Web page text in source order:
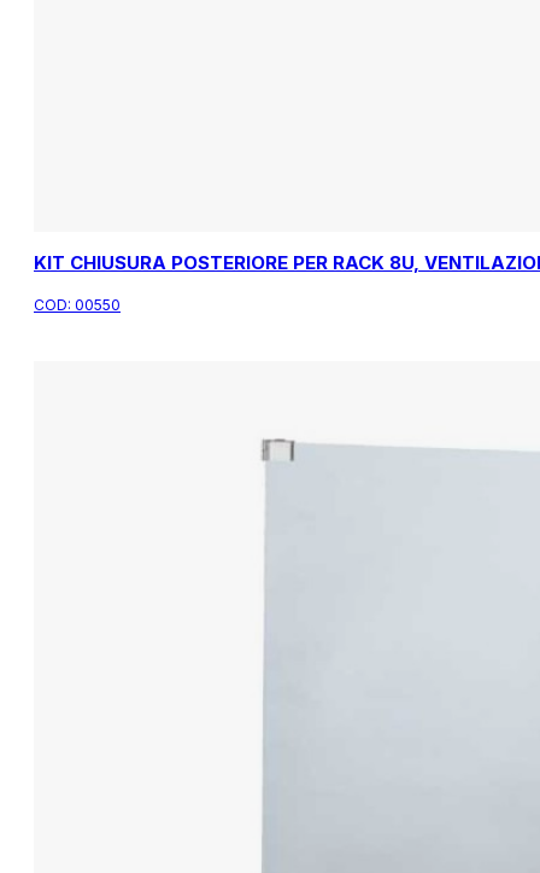
KIT CHIUSURA POSTERIORE PER RACK 8U,
COD: 00550